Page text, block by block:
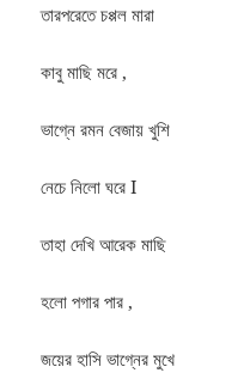
তারপরেতে চপ্পল মারা
কাবু মাছি মরে ,
ভাগ্নে রমন বেজায় খুশি
নেচে নিলো ঘরে I
তাহা দেখি আরেক মাছি
হলো পগার পার ,
জয়ের হাসি ভাগ্নের মুখে